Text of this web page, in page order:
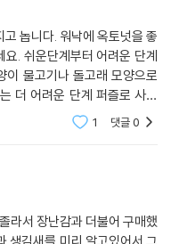
놉니다. 워낙에 옥토넛을 좋
. 쉬운단계부터 어려운 단계
이 물고기나 돌고래 모양으로
더 어려운 단계 퍼즐로 사줘
위치를 다 외워버린거 같더
1 댓글0
라서 장난감과 더불어 구매했